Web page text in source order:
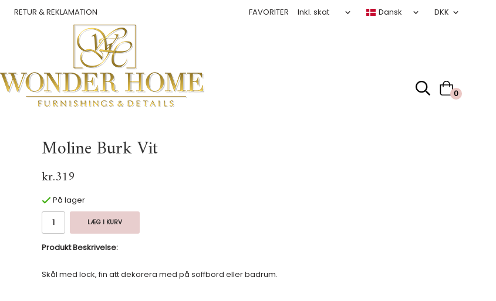
RETUR & REKLAMATION FAVORITER
0
Moline Burk Vit
kr.319
På lager
LÆG I KURV
Produkt Beskrivelse:
Skål med lock, fin att dekorera med på soffbord eller badrum.